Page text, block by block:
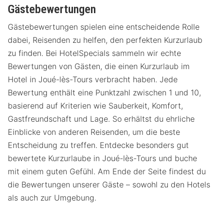
Gästebewertungen
Gästebewertungen spielen eine entscheidende Rolle
dabei, Reisenden zu helfen, den perfekten Kurzurlaub
zu finden. Bei HotelSpecials sammeln wir echte
Bewertungen von Gästen, die einen Kurzurlaub im
Hotel in Joué-lès-Tours verbracht haben. Jede
Bewertung enthält eine Punktzahl zwischen 1 und 10,
basierend auf Kriterien wie Sauberkeit, Komfort,
Gastfreundschaft und Lage. So erhältst du ehrliche
Einblicke von anderen Reisenden, um die beste
Entscheidung zu treffen. Entdecke besonders gut
bewertete Kurzurlaube in Joué-lès-Tours und buche
mit einem guten Gefühl. Am Ende der Seite findest du
die Bewertungen unserer Gäste – sowohl zu den Hotels
als auch zur Umgebung.